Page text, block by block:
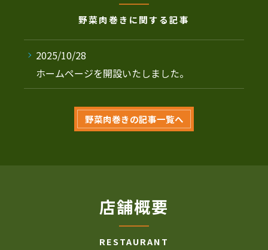
野菜肉巻きに関する記事
2025/10/28
ホームページを開設いたしました。
野菜肉巻きの記事一覧へ
店舗概要
RESTAURANT